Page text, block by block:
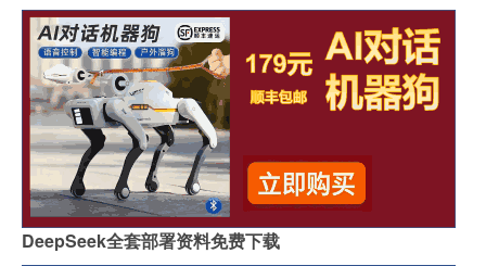
DeepSeek全套部署资料免费下载